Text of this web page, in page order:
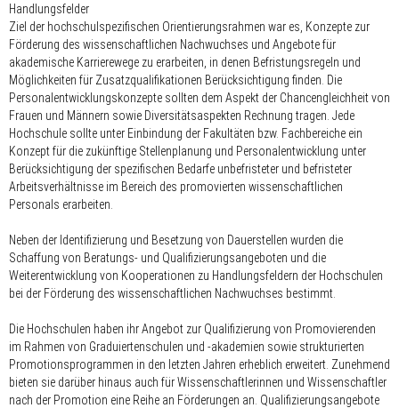
Handlungsfelder
Ziel der hochschulspezifischen Orientierungsrahmen war es, Konzepte zur
Förderung des wissenschaftlichen Nachwuchses und Angebote für
akademische Karrierewege zu erarbeiten, in denen Befristungsregeln und
Möglichkeiten für Zusatzqualifikationen Berücksichtigung finden. Die
Personalentwicklungskonzepte sollten dem Aspekt der Chancengleichheit von
Frauen und Männern sowie Diversitätsaspekten Rechnung tragen. Jede
Hochschule sollte unter Einbindung der Fakultäten bzw. Fachbereiche ein
Konzept für die zukünftige Stellenplanung und Personalentwicklung unter
Berücksichtigung der spezifischen Bedarfe unbefristeter und befristeter
Arbeitsverhältnisse im Bereich des promovierten wissenschaftlichen
Personals erarbeiten.
Neben der Identifizierung und Besetzung von Dauerstellen wurden die
Schaffung von Beratungs- und Qualifizierungsangeboten und die
Weiterentwicklung von Kooperationen zu Handlungsfeldern der Hochschulen
bei der Förderung des wissenschaftlichen Nachwuchses bestimmt.
Die Hochschulen haben ihr Angebot zur Qualifizierung von Promovierenden
im Rahmen von Graduiertenschulen und -akademien sowie strukturierten
Promotionsprogrammen in den letzten Jahren erheblich erweitert. Zunehmend
bieten sie darüber hinaus auch für Wissenschaftlerinnen und Wissenschaftler
nach der Promotion eine Reihe an Förderungen an. Qualifizierungsangebote